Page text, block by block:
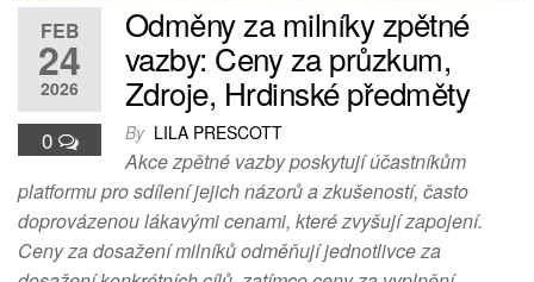
FEB
24
2026
0
Odměny za milníky zpětné
vazby: Ceny za průzkum,
Zdroje, Hrdinské předměty
By LILA PRESCOTT
Akce zpětné vazby poskytují účastníkům
platformu pro sdílení jejich názorů a zkušeností, často
doprovázenou lákavými cenami, které zvyšují zapojení.
Ceny za dosažení milníků odměňují jednotlivce za